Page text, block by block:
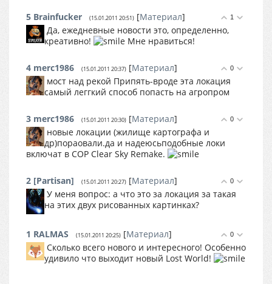
1
5 Brainfucker (15.01.2011 20:51) [Материал]
Да, ежедневные новости это, определенно,
креативно!
Мне нравиться!
0
4 merc1986 (15.01.2011 20:37) [Материал]
мост над рекой Припять-вроде эта локация
самый леггкий способ попасть на агропром
0
3 merc1986 (15.01.2011 20:30) [Материал]
новые локации (жилище картографа и
др)пораовали.да и надеюсьподобные локи
включат в COP Clear Sky Remake.
0
2 [Partisan] (15.01.2011 20:27) [Материал]
У меня вопрос: а что это за локация за такая
на этих двух рисованных картинках?
0
1 RALMAS (15.01.2011 20:25) [Материал]
Сколько всего нового и интересного! Особенно
удивило что выходит новый Lost World!